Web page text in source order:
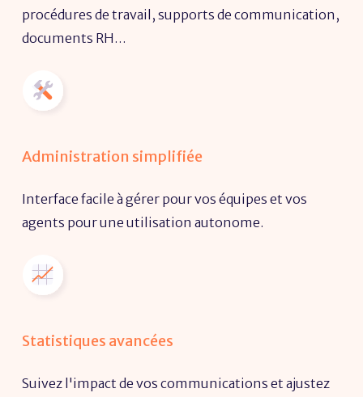
procédures de travail, supports de communication,
documents RH…
Administration simplifiée
Interface facile à gérer pour vos équipes et vos
agents pour une utilisation autonome.
Statistiques avancées
Suivez l'impact de vos communications et ajustez